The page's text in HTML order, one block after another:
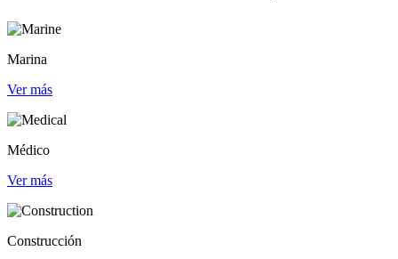
Marina
Ver más
Médico
Ver más
Construcción